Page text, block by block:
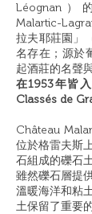
Léognan）
Malartic-
拉夫耶莊園」
名存在；源於
起酒莊的名聲
在1953年皆
Classés de
Château
位於格雷夫斯
石組成的礫石
雖然礫石層提
溫暖海洋和粘
土保留了重要